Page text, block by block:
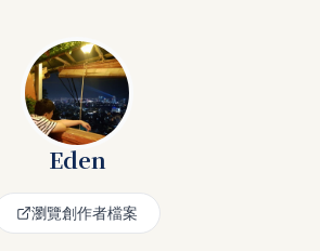
Eden
瀏覽創作者檔案